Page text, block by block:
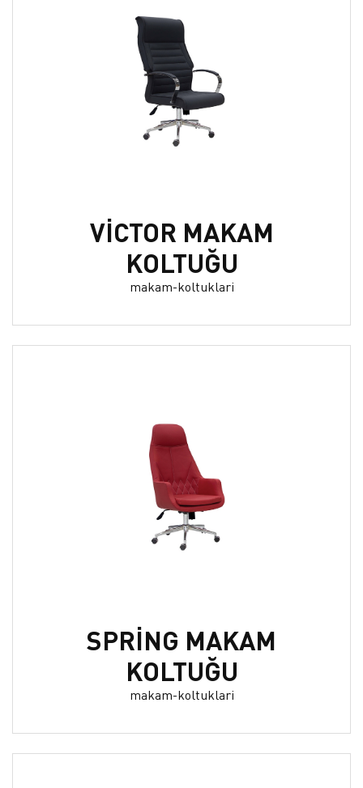
VİCTOR MAKAM
KOLTUĞU
makam-koltuklari
SPRİNG MAKAM
KOLTUĞU
makam-koltuklari